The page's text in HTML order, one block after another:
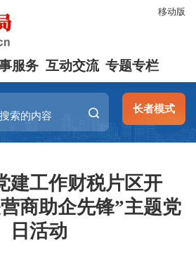
移动版
服务 互动交流 专题专栏
长者模式
建工作财税片区开
商助企先锋”主题党
日活动